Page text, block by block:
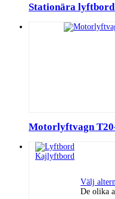
Stationära
Motorlyftvagn
Välj
De olika